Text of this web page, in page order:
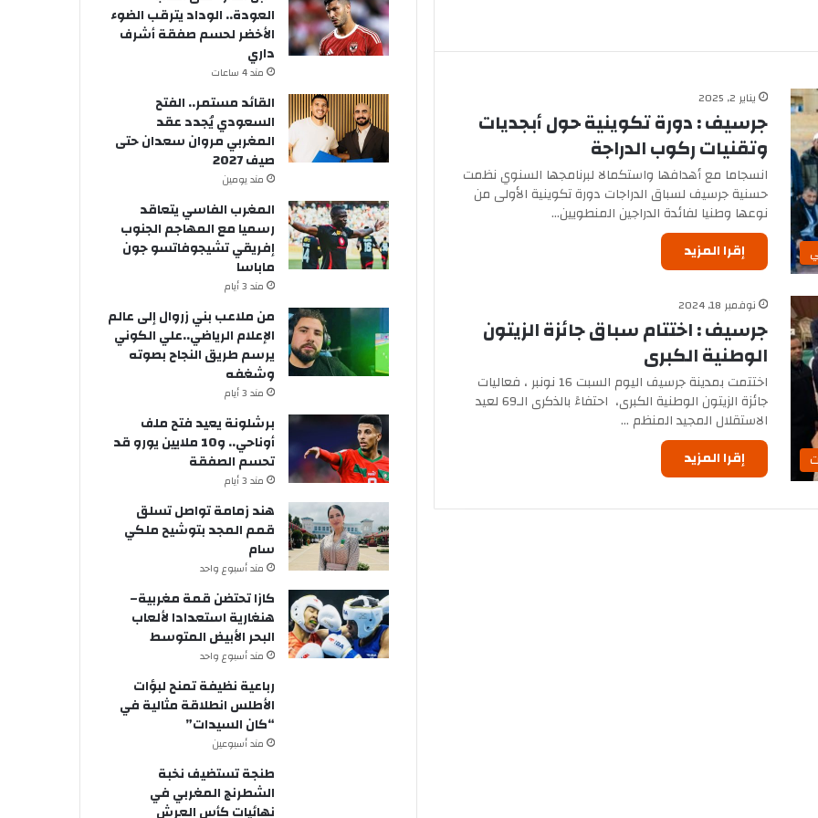
يناير 2, 2025
جرسيف : دورة تكوينية حول أبجديات
وتقنيات ركوب الدراجة
انسجاما مع أهدافها واستكمالا لبرنامجها السنوي نظمت
حسنية جرسيف لسباق الدراجات دورة تكوينية الأولى من
نوعها وطنيا لفائدة الدراجين المنطويين…
إقرا المزيد
نوفمبر 18, 2024
جرسيف : اختتام سباق جائزة الزيتون
الوطنية الكبرى
اختتمت بمدينة جرسيف اليوم السبت 16 نونبر ، فعاليات
جائزة الزيتون الوطنية الكبرى، احتفاءً بالذكرى الـ69 لعيد
الاستقلال المجيد المنظم …
إقرا المزيد
العودة.. الوداد يترقب الضوء
الأخضر لحسم صفقة أشرف
داري
مند 4 ساعات
القائد مستمر.. الفتح
السعودي يُجدد عقد
المغربي مروان سعدان حتى
صيف 2027
مند يومين
المغرب الفاسي يتعاقد
رسميا مع المهاجم الجنوب
إفريقي تشيجوفاتسو جون
ماباسا
مند 3 أيام
من ملاعب بني زروال إلى عالم
الإعلام الرياضي..علي الكوني
يرسم طريق النجاح بصوته
وشغفه
مند 3 أيام
برشلونة يعيد فتح ملف
أوناحي.. و10 ملايين يورو قد
تحسم الصفقة
مند 3 أيام
هند زمامة تواصل تسلق
قمم المجد بتوشيح ملكي
سام
مند أسبوع واحد
كازا تحتضن قمة مغربية–
هنغارية استعدادا لألعاب
البحر الأبيض المتوسط
مند أسبوع واحد
رباعية نظيفة تمنح لبؤات
الأطلس انطلاقة مثالية في
“كان السيدات”
مند أسبوعين
طنجة تستضيف نخبة
الشطرنج المغربي في
نهائيات كأس العرش